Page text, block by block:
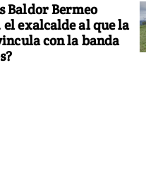
Baldor Bermeo
exalcalde al que la
con la banda